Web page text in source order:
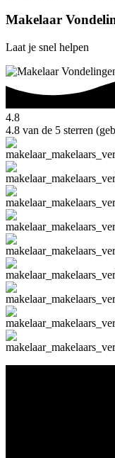
Makelaar
Laat je snel helpen
4.8
4.8 van de 5 sterren